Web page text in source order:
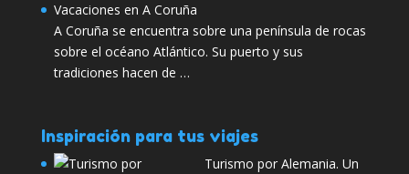
Vacaciones en A Coruña
A Coruña se encuentra sobre una península de rocas
sobre el océano Atlántico. Su puerto y sus
tradiciones hacen de …
Inspiración para tus viajes
Turismo por Alemania. Un